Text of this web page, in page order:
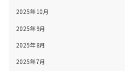
2025年10月
2025年9月
2025年8月
2025年7月